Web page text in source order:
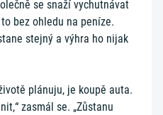
se snaží vychutnávat
bez ohledu na peníze.
stejný a výhra ho nijak
plánuju, je koupě auta.
zasmál se. „Zůstanu